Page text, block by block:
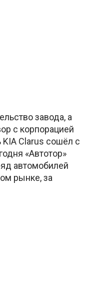
завода, а
с корпорацией
Clarus сошёл с
«Автотор»
автомобилей
рынке, за